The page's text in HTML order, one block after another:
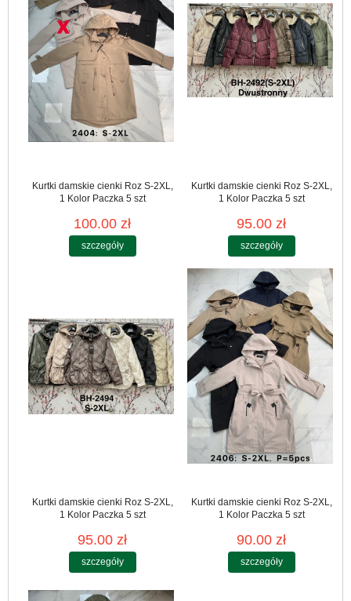
Kurtki damskie cienki Roz S-2XL,
1 Kolor Paczka 5 szt
100.00 zł
szczegóły
Kurtki damskie cienki Roz S-2XL,
1 Kolor Paczka 5 szt
95.00 zł
szczegóły
Kurtki damskie cienki Roz S-2XL,
1 Kolor Paczka 5 szt
95.00 zł
szczegóły
Kurtki damskie cienki Roz S-2XL,
1 Kolor Paczka 5 szt
90.00 zł
szczegóły